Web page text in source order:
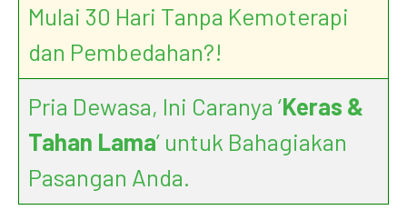
Mulai 30 Hari Tanpa Kemoterapi
dan Pembedahan?!
Pria Dewasa, Ini Caranya ‘Keras &
Tahan Lama’ untuk Bahagiakan
Pasangan Anda.